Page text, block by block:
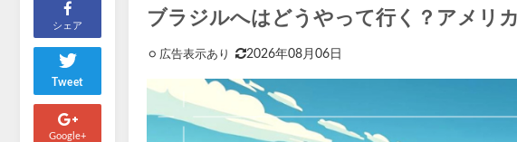
シェア
Tweet
Google+
ブラジルへはどうやって行く？アメリ
2026年08月06日